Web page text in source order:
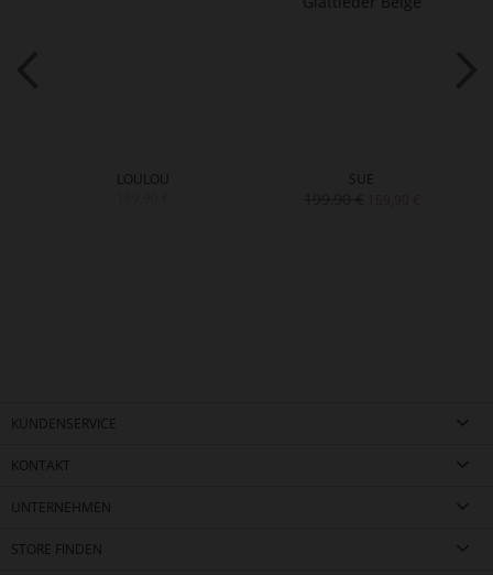
LOULOU
SUE
KUNDENSERVICE
KONTAKT
UNTERNEHMEN
STORE FINDEN